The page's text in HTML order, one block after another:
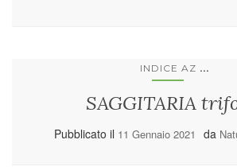
INDICE AZ ...
SAGGITARIA
Pubblicato il 11 Gennaio 2021 da